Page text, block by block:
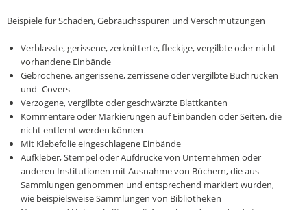
Beispiele für Schäden, Gebrauchsspuren und Verschmutzungen
Verblasste, gerissene, zerknitterte, fleckige, vergilbte oder nicht
vorhandene Einbände
Gebrochene, angerissene, zerrissene oder vergilbte Buchrücken
und -Covers
Verzogene, vergilbte oder geschwärzte Blattkanten
Kommentare oder Markierungen auf Einbänden oder Seiten, die
nicht entfernt werden können
Mit Klebefolie eingeschlagene Einbände
Aufkleber, Stempel oder Aufdrucke von Unternehmen oder
anderen Institutionen mit Ausnahme von Büchern, die aus
Sammlungen genommen und entsprechend markiert wurden,
wie beispielsweise Sammlungen von Bibliotheken